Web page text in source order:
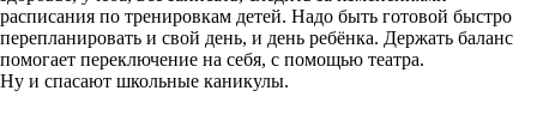
расписания по тренировкам детей. Надо быть готовой быстро
перепланировать и свой день, и день ребёнка. Держать баланс
помогает переключение на себя, с помощью театра.
Ну и спасают школьные каникулы.